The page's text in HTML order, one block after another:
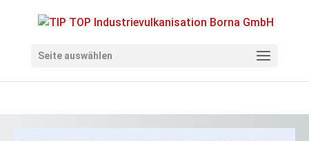
Seite auswählen